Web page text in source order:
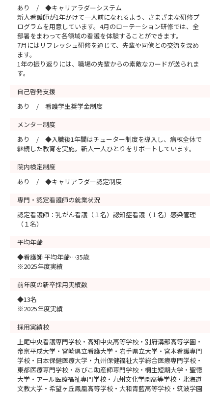
あり / ◆キャリアラダーシステム
新人看護師が1年かけて一人前になれるよう、さまざまな研修プ
ログラムを用意しています。4月のローテーション研修では、全
部署をまわって各領域の看護を体験することができます。
7月にはリフレッシュ研修を通じて、先輩や同僚との交流を深め
ます。
1年の振り返りには、職場の先輩からの素敵なカードが送られま
す。
自己啓発支援
あり / 看護学生奨学金制度
メンター制度
あり / ◆入職後1年間はチューター制度を導入し、病棟全体で
継続した教育を実施。新人一人ひとりをサポートしています。
院内検定制度
あり / ◆キャリアラダー認定制度
専門・認定看護師の就業状況
認定看護師：乳がん看護（１名）認知症看護（１名）感染管理
（１名）
平均年齢
◆看護師 平均年齢…35歳
※2025年度実績
前年度の新卒採用実績数
◆13名
※2025年度実績
採用実績校
上尾中央看護専門学校・高知中央高等学校・別府溝部高等学園・
帝京平成大学・宮崎県立看護大学・岩手県立大学・宮本看護専門
学校・日本保健医療大学・九州保健福祉大学総合医療専門学校・
東都医療専門学校・あびこ助産師専門学校・桐生短期大学・聖徳
大学・アール医療福祉専門学校・九州文化学園高等学校・北海道
文教大学・希望ヶ丘鳳凰高等学校・大和青藍高等学校・筑波学園